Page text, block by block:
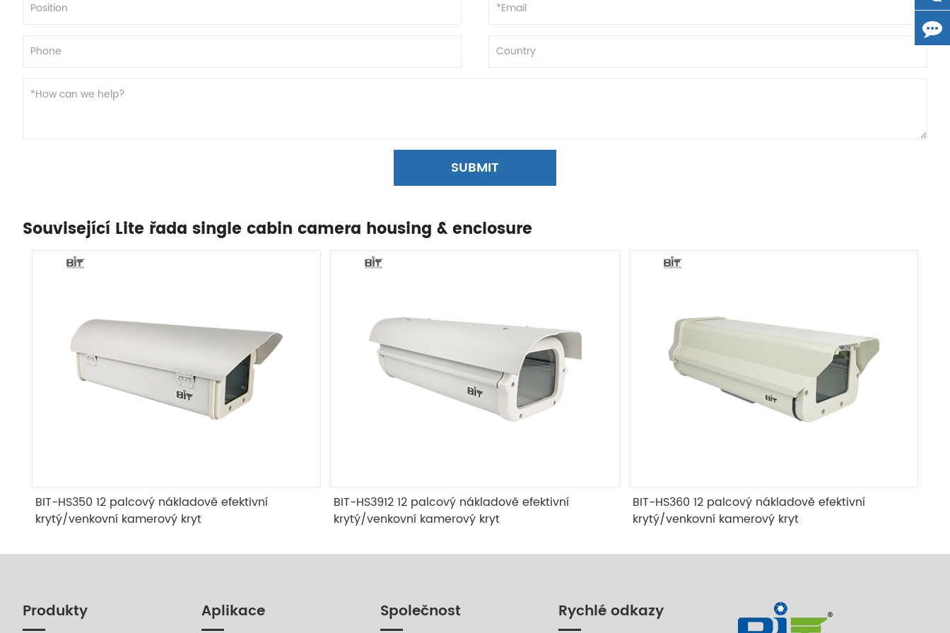
SUBMIT
Související Lite řada single cabin camera housing & enclosure
BIT-HS350 12 palcový nákladově efektivní
krytý/venkovní kamerový kryt
BIT-HS3912 12 palcový nákladově efektivní
krytý/venkovní kamerový kryt
BIT-HS360 12 palcový nákladově efektivní
krytý/venkovní kamerový kryt
Produkty Aplikace Společnost Rychlé odkazy